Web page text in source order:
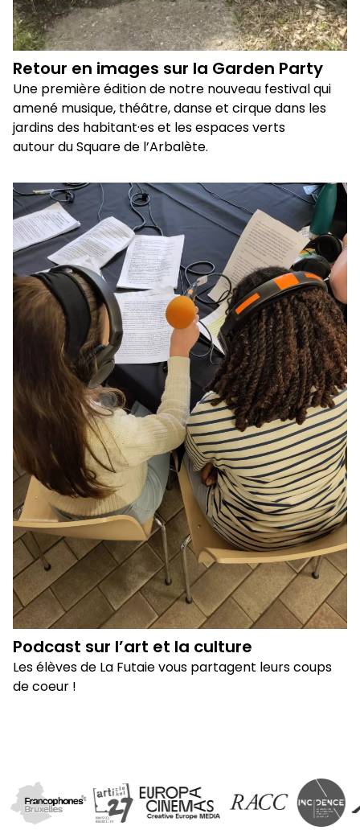
Retour en images sur la Garden Party
Une première édition de notre nouveau festival qui
amené musique, théâtre, danse et cirque dans les
jardins des habitant·es et les espaces verts
autour du Square de l’Arbalète.
Podcast sur l’art et la culture
Les élèves de La Futaie vous partagent leurs coups
de coeur !